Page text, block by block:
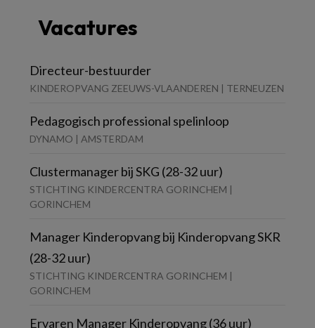
Vacatures
Directeur-bestuurder
KINDEROPVANG ZEEUWS-VLAANDEREN | TERNEUZEN
Pedagogisch professional spelinloop
DYNAMO | AMSTERDAM
Clustermanager bij SKG (28-32 uur)
STICHTING KINDERCENTRA GORINCHEM |
GORINCHEM
Manager Kinderopvang bij Kinderopvang SKR
(28-32 uur)
STICHTING KINDERCENTRA GORINCHEM |
GORINCHEM
Ervaren Manager Kinderopvang (36 uur)